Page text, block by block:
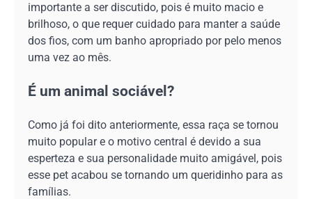
importante a ser discutido, pois é muito macio e
brilhoso, o que requer cuidado para manter a saúde
dos fios, com um banho apropriado por pelo menos
uma vez ao mês.
É um animal sociável?
Como já foi dito anteriormente, essa raça se tornou
muito popular e o motivo central é devido a sua
esperteza e sua personalidade muito amigável, pois
esse pet acabou se tornando um queridinho para as
famílias.